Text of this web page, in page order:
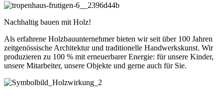
Nachhaltig bauen mit Holz!
Als erfahrene Holzbauunternehmer bieten wir seit über 100 Jahren
zeitgenössische Architektur und traditionelle Handwerkskunst. Wir
produzieren zu 100 % mit erneuerbarer Energie: für unsere Kinder,
unsere Mitarbeiter, unsere Objekte und gerne auch für Sie.